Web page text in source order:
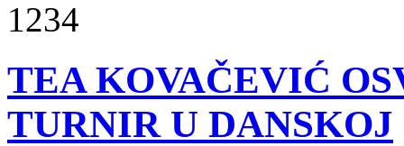
1234
TEA KOVAČEVIĆ
TURNIR U DANSKOJ